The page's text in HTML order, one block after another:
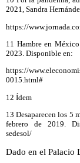
2021, Sandra
https://
11 Hambre en
2023. Disponible en:
https://
0015.html#
12 Ídem
13 Desaparecen los 5
febrero de 2019.
sedesol/
Dado en el Palacio